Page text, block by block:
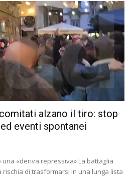
alzano il tiro: stop
eventi spontanei
«deriva repressiva» La battaglia
rischia di trasformarsi in una lunga lista